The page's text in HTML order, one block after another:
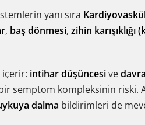
yanı sıra
, baş dönmesi, zihin karışıklığı
içerir: intihar düşüncesive
semptom kompleksinin riski.
dalma bildirimleri de